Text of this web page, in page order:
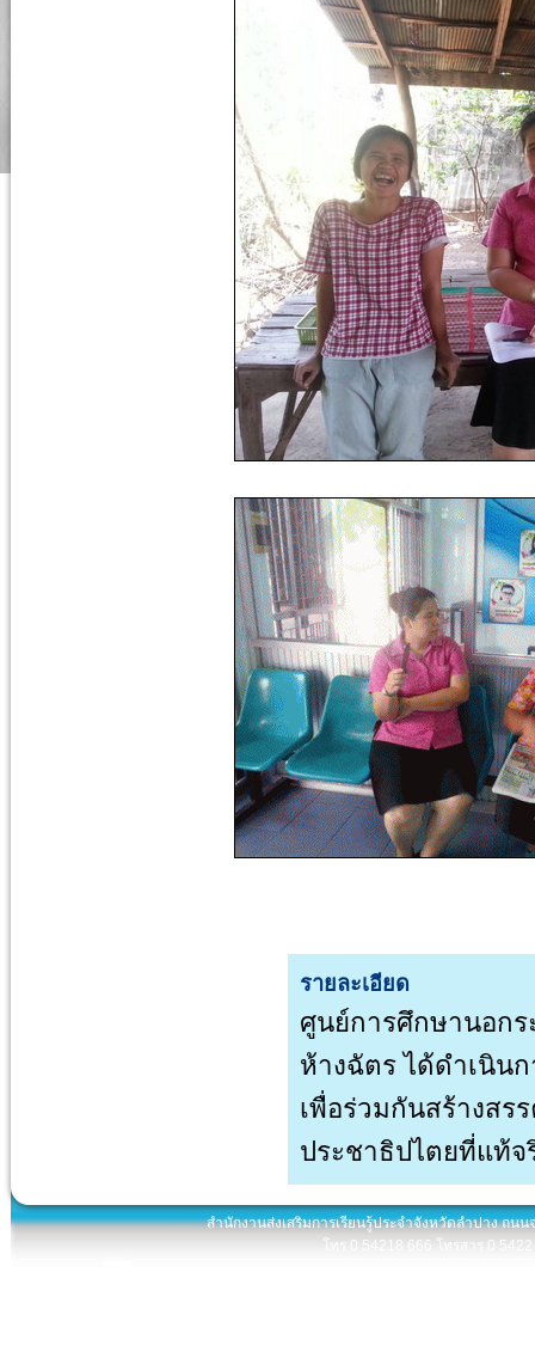
รายละเอียด
ศูนย์การศึกษานอก
ห้างฉัตร ได้ดำเนิน
เพื่อร่วมกันสร้างสร
ประชาธิปไตยที่แท้
สำนักงานส่งเสริมการเรียนรู้ประจำจังหวัดลำปาง ถน
โทร 0 54218 666 โทรสาร 0